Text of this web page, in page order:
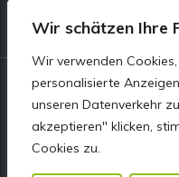
Wir schätzen Ihre
Wir verwenden
personalisierte
unseren Datenverkehr
akzeptieren" klicken,
Cookies zu.
© E&S Motors
Linzer Straße 83
Freistadt